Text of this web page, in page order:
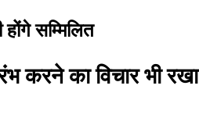
होंगे सम्मिलित
करने का विचार भी रखा